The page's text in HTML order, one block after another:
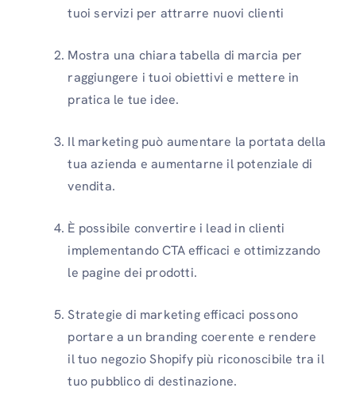
tuoi servizi per attrarre nuovi clienti
Mostra una chiara tabella di marcia per
raggiungere i tuoi obiettivi e mettere in
pratica le tue idee.
Il marketing può aumentare la portata della
tua azienda e aumentarne il potenziale di
vendita.
È possibile convertire i lead in clienti
implementando CTA efficaci e ottimizzando
le pagine dei prodotti.
Strategie di marketing efficaci possono
portare a un branding coerente e rendere
il tuo negozio Shopify più riconoscibile tra il
tuo pubblico di destinazione.